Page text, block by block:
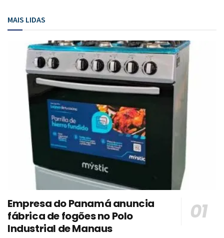
MAIS LIDAS
Empresa do Panamá anuncia
fábrica de fogões no Polo
Industrial de Manaus